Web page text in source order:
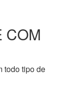
COM
todo tipo de